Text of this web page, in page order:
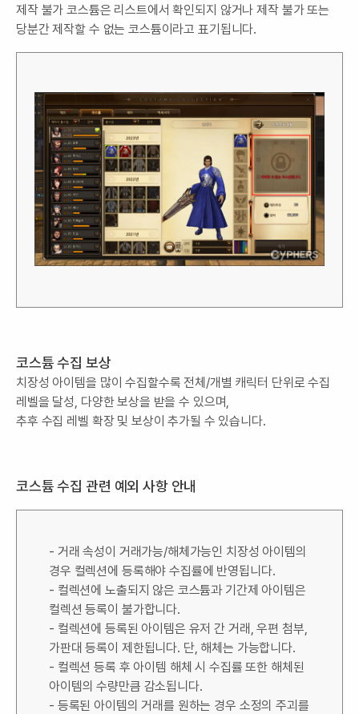
제작 불가 코스튬은 리스트에서 확인되지 않거나 제작 불가 또는
당분간 제작할 수 없는 코스튬이라고 표기됩니다.
코스튬 수집 보상
치장성 아이템을 많이 수집할수록 전체/개별 캐릭터 단위로 수집
레벨을 달성, 다양한 보상을 받을 수 있으며,
추후 수집 레벨 확장 및 보상이 추가될 수 있습니다.
코스튬 수집 관련 예외 사항 안내
- 거래 속성이 거래가능/해체가능인 치장성 아이템의
경우 컬렉션에 등록해야 수집률에 반영됩니다.
- 컬렉션에 노출되지 않은 코스튬과 기간제 아이템은
컬렉션 등록이 불가합니다.
- 컬렉션에 등록된 아이템은 유저 간 거래, 우편 첨부,
가판대 등록이 제한됩니다. 단, 해체는 가능합니다.
- 컬렉션 등록 후 아이템 해체 시 수집률 또한 해체된
아이템의 수량만큼 감소됩니다.
- 등록된 아이템의 거래를 원하는 경우 소정의 주괴를